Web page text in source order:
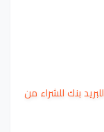
كيف حصول على بطاقة الجديدة E carte klik للبريد بنك للشراء من